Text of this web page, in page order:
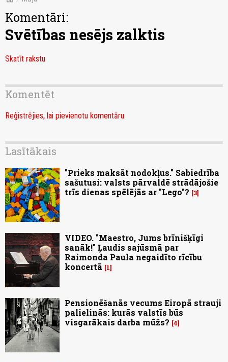
Komentāri:
Svētības nesējs zalktis
Skatīt rakstu
Komentēt
Reģistrējies, lai pievienotu komentāru
Lasītākais
"Prieks maksāt nodokļus." Sabiedrība
sašutusi: valsts pārvaldē strādājošie
trīs dienas spēlējās ar "Lego"? 3
VIDEO. "Maestro, Jums brīnišķīgi
sanāk!" Ļaudis sajūsmā par
Raimonda Paula negaidīto rīcību
koncertā
1
Pensionēšanās vecums Eiropā strauji
palielinās: kurās valstīs būs
visgarākais darba mūžs? 4